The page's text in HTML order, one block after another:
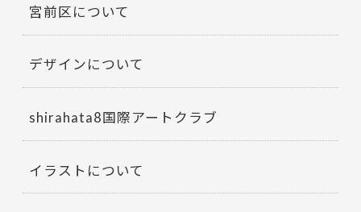
宮前区について
デザインについて
shirahata8国際アートクラブ
イラストについて